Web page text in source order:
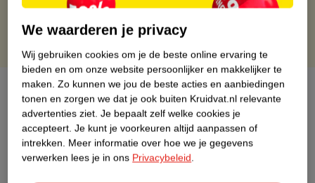
Over dit product
Productinformatie
Etiketinformatie
We waarderen je privacy
Wij gebruiken cookies om je de beste online ervaring te
bieden en om onze website persoonlijker en makkelijker te
maken. Zo kunnen we jou de beste acties en aanbiedingen
tonen en zorgen we dat je ook buiten Kruidvat.nl relevante
advertenties ziet. Je bepaalt zelf welke cookies je
accepteert. Je kunt je voorkeuren altijd aanpassen of
intrekken. Meer informatie over hoe we je gegevens
verwerken lees je in ons Privacybeleid.